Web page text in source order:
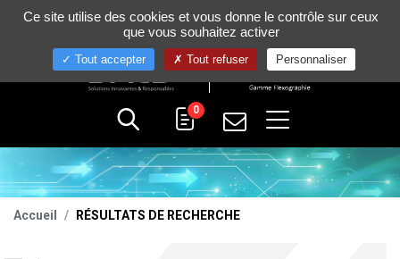
+33 (0)4 75 58 80 10
0
Accueil RÉSULTATS DE RECHERCHE
Gestion de vos préférences sur les cookies
Ce site utilise des cookies et vous donne le contrôle sur ceux
que vous souhaitez activer
Tout accepter Tout refuser Personnaliser